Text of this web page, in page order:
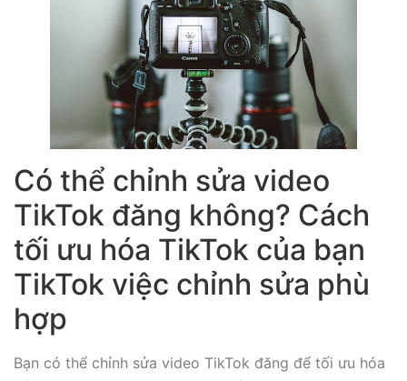
Có thể chỉnh sửa video
TikTok đăng không? Cách
tối ưu hóa TikTok của bạn
TikTok việc chỉnh sửa phù
hợp
Bạn có thể chỉnh sửa video TikTok đăng để tối ưu hóa